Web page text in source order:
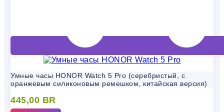
Умные часы HONOR Watch 5 Pro (серебристый, с
оранжевым силиконовым ремешком, китайская версия)
445,00 BR